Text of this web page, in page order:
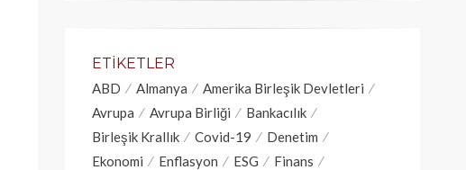
ETIKETLER
ABD Almanya
Amerika Birleşik Devletleri
Avrupa
Avrupa Birliği
Bankacılık
Birleşik Krallık
Covid-19
Denetim
Ekonomi
Enflasyon ESG
Finans